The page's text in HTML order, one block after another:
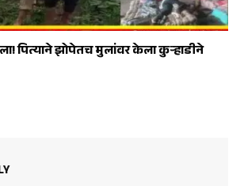
पित्याने झोपेतच मुलांवर केला कुऱ्हाडीने